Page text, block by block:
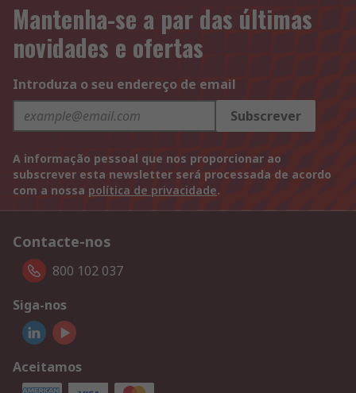
Mantenha-se a par das últimas
novidades e ofertas
Introduza o seu endereço de email
Subscrever
A informação pessoal que nos proporcionar ao
subscrever esta newsletter será processada de acordo
com a nossa política de privacidade.
Contacte-nos
800 102 037
Siga-nos
Aceitamos